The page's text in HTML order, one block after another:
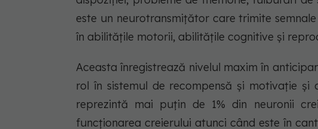
este un neurotransmițător care trimite
în abilitățile motorii, abilitățile cognitive și
Aceasta înregistrează nivelul maxim în
rol în sistemul de recompensă și motivație
reprezintă mai puțin de 1% din neuronii
funcționarea creierului atunci când este în